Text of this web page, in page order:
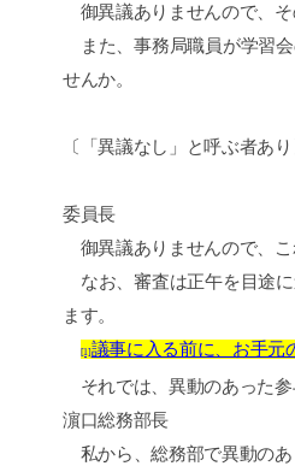
御異議ありませんので、
また、事務局職員が学習
せんか。
〔「異議なし」と呼ぶ者あ
委員長
御異議ありませんので、
なお、審査は正午を目途
ます。
[1]議事に入る前に、お手元
それでは、異動のあった
濵口総務部長
私から、総務部で異動の